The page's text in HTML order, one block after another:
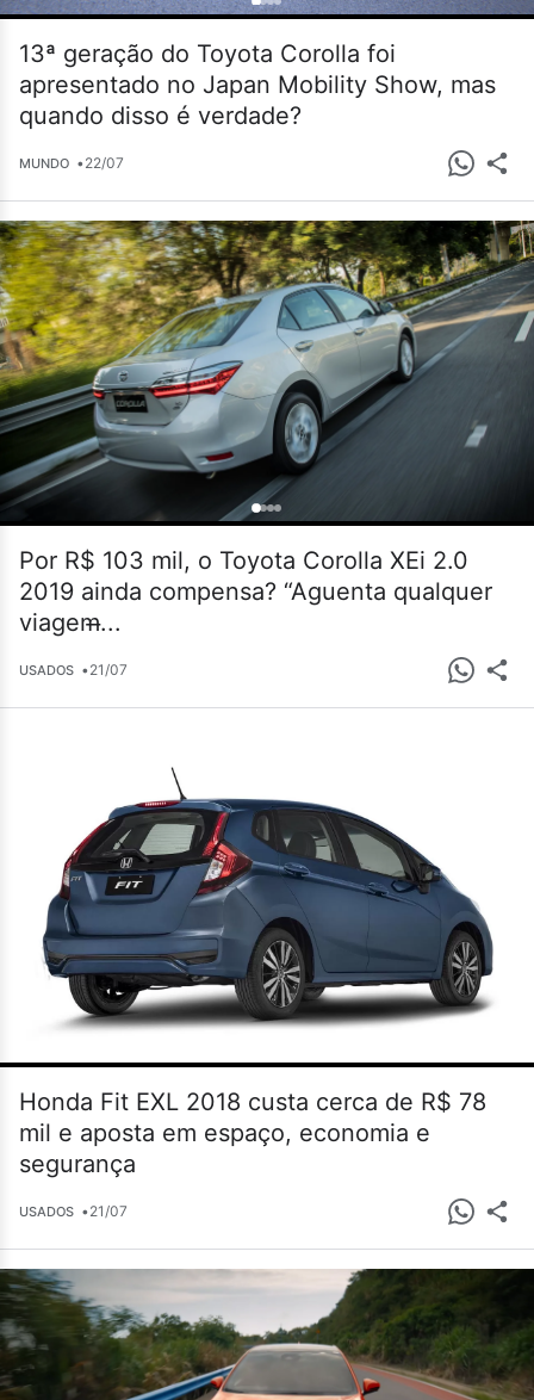
13ª geração do Toyota Corolla foi
apresentado no Japan Mobility Show, mas
quando disso é verdade?
MUNDO •22/07
Por R$ 103 mil, o Toyota Corolla XEi 2.0
2019 ainda compensa? “Aguenta qualquer
viagem̶...
USADOS •21/07
Honda Fit EXL 2018 custa cerca de R$ 78
mil e aposta em espaço, economia e
segurança
USADOS •21/07